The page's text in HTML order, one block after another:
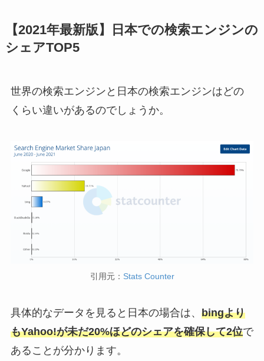
【2021年最新版】日本での検索エンジンの
シェアTOP5
世界の検索エンジンと日本の検索エンジンはどの
くらい違いがあるのでしょうか。
引用元： Stats Counter
具体的なデータを見ると日本の場合は、 bingより
もYahoo!が未だ20%ほどのシェアを確保して2位で
あることが分かります。